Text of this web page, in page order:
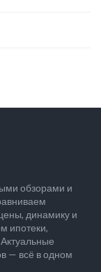
обзорами и
динамику и
ипотеки,
— всё в одном